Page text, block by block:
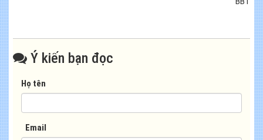
Ý kiến bạn đọc
Họ tên
Email